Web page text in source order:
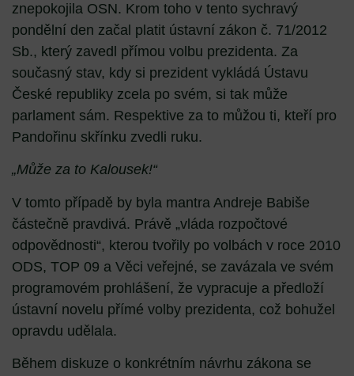
znepokojila OSN. Krom toho v tento sychravý
pondělní den začal platit ústavní zákon č. 71/2012
Sb., který zavedl přímou volbu prezidenta. Za
současný stav, kdy si prezident vykládá Ústavu
České republiky zcela po svém, si tak může
parlament sám. Respektive za to můžou ti, kteří pro
Pandořinu skřínku zvedli ruku.
„Může za to Kalousek!“
V tomto případě by byla mantra Andreje Babiše
částečně pravdivá. Právě „vláda rozpočtové
odpovědnosti“, kterou tvořily po volbách v roce 2010
ODS, TOP 09 a Věci veřejné, se zavázala ve svém
programovém prohlášení, že vypracuje a předloží
ústavní novelu přímé volby prezidenta, což bohužel
opravdu udělala.
Během diskuze o konkrétním návrhu zákona se